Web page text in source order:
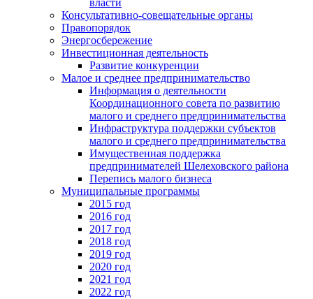
Консультативно-совещательные органы
Правопорядок
Энергосбережение
Инвестиционная деятельность
Развитие конкуренции
Малое и среднее предпринимательство
Информация о деятельности
Координационного совета по развитию
малого и среднего предпринимательства
Инфраструктура поддержки субъектов
малого и среднего предпринимательства
Имущественная поддержка
предпринимателей Шелеховского района
Перепись малого бизнеса
Муниципальные программы
2015 год
2016 год
2017 год
2018 год
2019 год
2020 год
2021 год
2022 год